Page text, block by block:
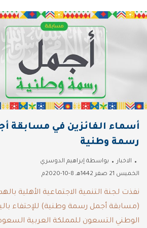
أسماء الفائزين في مسابقة
رسمة وطنية
الاخبار بواسطة إبراهيم الدوسري
الخميس 21 صفر 1442هـ 8-10-2020م
نفذت لجنة التنمية الاجتماعية الأهلية
(مسابقة أجمل رسمة وطنية) للإحتفاء
الوطني التسعون للمملكة العربية